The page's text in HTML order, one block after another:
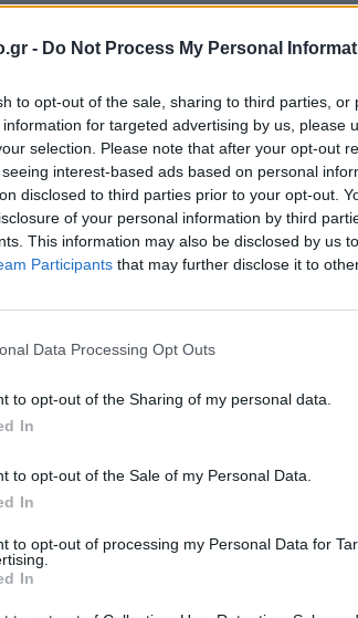
- Do Not Process My Personal
to opt-out of the sale, sharing to third parties,
for targeted advertising by us, please
selection. Please note that after your opt-out
interest-based ads based on personal
disclosed to third parties prior to your opt-out.
of your personal information by third
This information may also be disclosed by us
Participants that may further disclose it to
Data Processing Opt Outs
to opt-out of the Sharing of my personal data.
In
to opt-out of the Sale of my Personal Data.
In
to opt-out of processing my Personal Data for
In
της βραδιάς είχε το ζευγάρι της Άννης
ΔΙΑΦΗΜΙΣΗ